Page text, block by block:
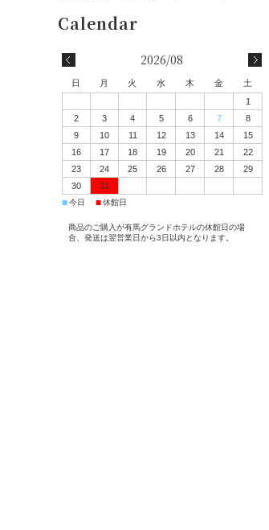
2026/08
日 月 火 水 木 金
土
1
2
3 4 5 6 7
8
9
10 11 12 13 14
15
16
17 18 19 20 21
22
23
24 25 26 27 28
29
30
31
■今日 ■休館日
商品のご購入が有馬グランドホテルの休館日の場
合、発送は翌営業日から3日以内となります。